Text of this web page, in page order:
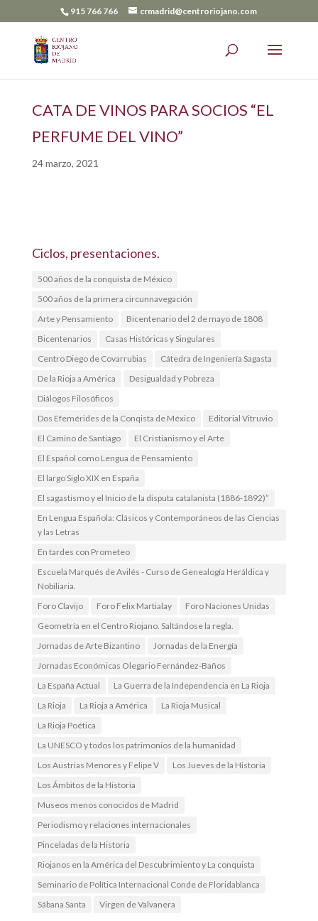
915 766 766 crmadrid@centroriojano.com
CATA DE VINOS PARA SOCIOS “EL
PERFUME DEL VINO”
24 marzo, 2021
Ciclos, presentaciones.
500 años de la conquista de México
500 años de la primera circunnavegación
Arte y Pensamiento
Bicentenario del 2 de mayo de 1808
Bicentenarios
Casas Históricas y Singulares
Centro Diego de Covarrubias
Cátedra de Ingeniería Sagasta
De la Rioja a América
Desigualdad y Pobreza
Diálogos Filosóficos
Dos Efemérides de la Conqista de México
Editorial Vitruvio
El Camino de Santiago
El Cristianismo y el Arte
El Español como Lengua de Pensamiento
El largo Siglo XIX en España
El sagastismo y el Inicio de la disputa catalanista (1886-1892)”
En Lengua Española: Clásicos y Contemporáneos de las Ciencias
y las Letras
En tardes con Prometeo
Escuela Marqués de Avilés - Curso de Genealogía Heráldica y
Nobiliaria.
Foro Clavijo
Foro Felix Martialay
Foro Naciones Unidas
Geometría en el Centro Riojano. Saltándose la regla.
Jornadas de Arte Bizantino
Jornadas de la Energía
Jornadas Económicas Olegario Fernández-Baños
La España Actual
La Guerra de la Independencia en La Rioja
La Rioja
La Rioja a América
La Rioja Musical
La Rioja Poética
La UNESCO y todos los patrimonios de la humanidad
Los Austrias Menores y Felipe V
Los Jueves de la Historia
Los Ámbitos de la Historia
Museos menos conocidos de Madrid
Periodismo y relaciones internacionales
Pinceladas de la Historia
Riojanos en la América del Descubrimiento y La conquista
Seminario de Política Internacional Conde de Floridablanca
Sábana Santa
Virgen de Valvanera